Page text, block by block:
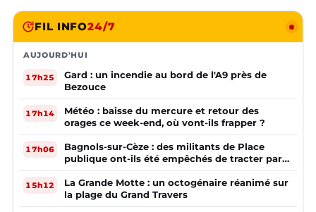
FIL INFO24/7
AUJOURD'HUI
17h25
Gard : un incendie au bord de l'A9 près de
Bezouce
17h14
Météo : baisse du mercure et retour des
orages ce week-end, où vont-ils frapper ?
17h06
Bagnols-sur-Cèze : des militants de Place
publique ont-ils été empêchés de tracter par
la mairie ?
15h12
La Grande Motte : un octogénaire réanimé sur
la plage du Grand Travers